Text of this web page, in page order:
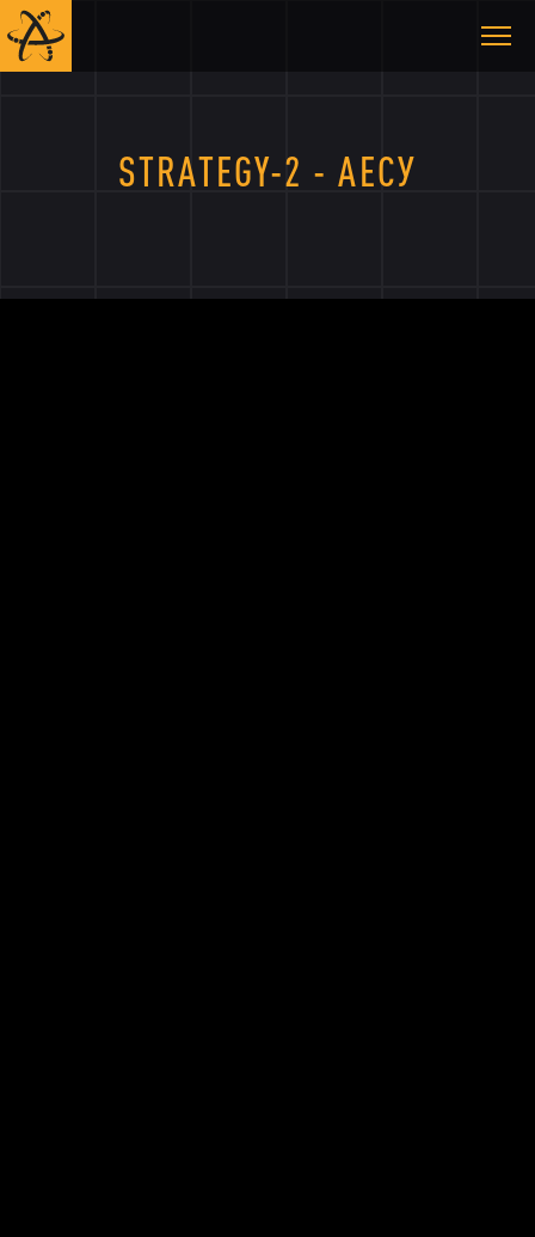
STRATEGY-2 - АЕСУ